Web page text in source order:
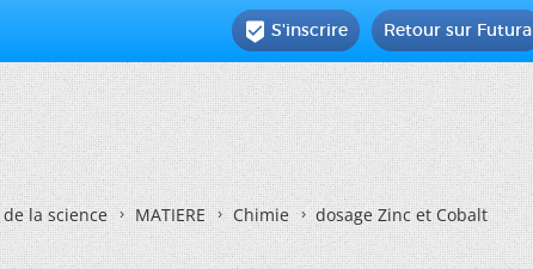
Retour sur Futura
 S'inscrire
la science MATIERE Chimie dosage Zinc et Cobalt